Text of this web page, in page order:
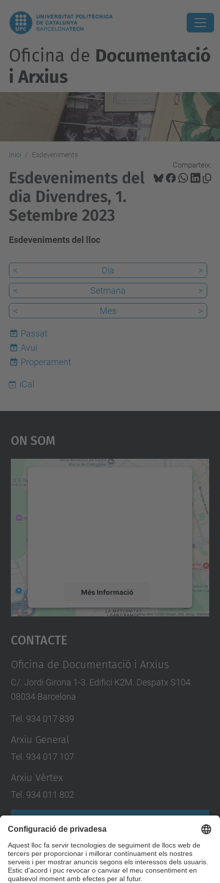
Oficina de Documentació
i Arxius
Inici Esdeveniments
Comparteix:
Esdeveniments del
dia Divendres, 1.
Setembre 2023
Esdeveniments del lloc
< Dia
>
<
Setmana
>
<
Mes >
Passat
8
Avui
Properament
iCal
On Som
Més Informació
Accepta
powered by
Contacte
Oficina de Documentació i Arxius
C/. Jordi Girona 1-3. Edifici K2M. Despatx S104.
08034 Barcelona
Tel. 934 017 839
Arxiu General
Tel. 934 017 107
Arxiu Vèrtex
Tel. 934 011 802
Formulari de contacte
Llista Xarxes Socials